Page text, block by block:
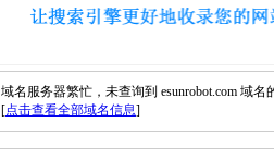
域名服务器繁忙，未查询到 esunrobot.com 域名
[点击查看全部域名信息]